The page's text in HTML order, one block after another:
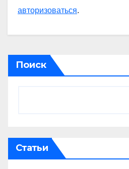
авторизоваться.
Поиск
Статьи